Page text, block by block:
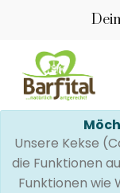
Unsere Kekse
die Funktionen
Funktionen wie